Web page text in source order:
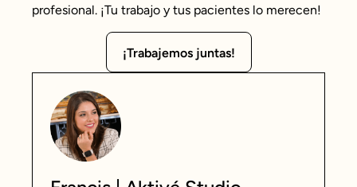
profesional. ¡Tu trabajo y tus pacientes lo merecen!
¡Trabajemos juntas!